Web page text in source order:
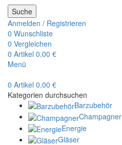
Suche
Anmelden / Registrieren
0 Wunschliste
0 Vergleichen
0 Artikel 0,00 €
Menü
0 Artikel 0,00 €
Kategorien durchsuchen
Barzubehör
Champagner
Energie
Gläser